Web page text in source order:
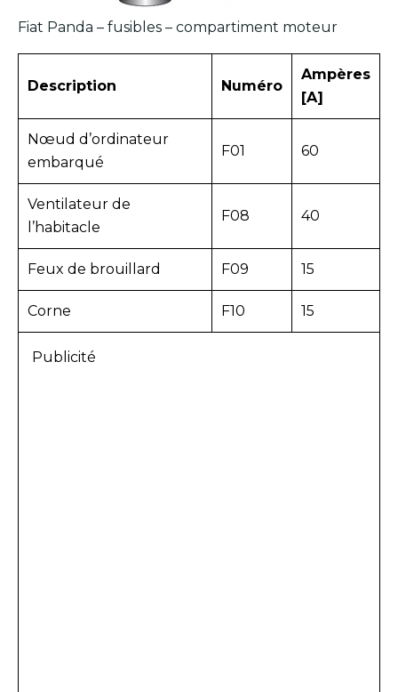
Fiat Panda – fusibles – compartiment moteur
Description Numéro
Ampères
[A]
Nœud d’ordinateur
embarqué
F01 60
Ventilateur de
l’habitacle
F08 40
Feux de brouillard F09 15
Corne F10 15
Publicité